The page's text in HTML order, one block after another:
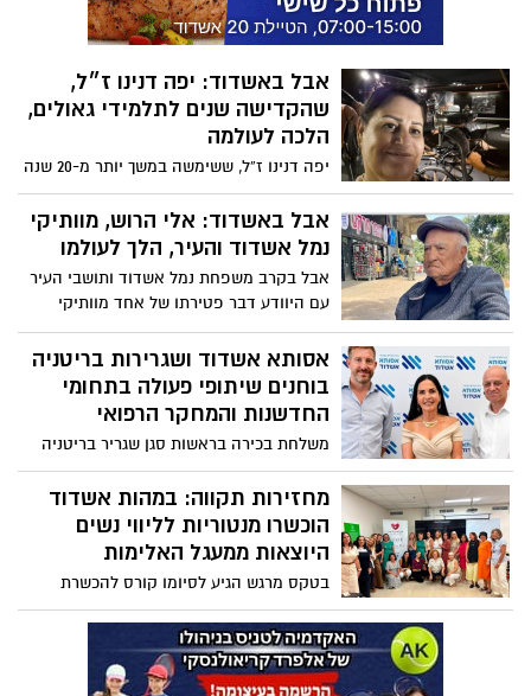
לבבות; המרצה הפופולרי הרב שניאור אשכנזי
ריתק את ההמונים; רב השכונה ושליח הרבי
יו"ר המועצה הדתית בעיר הרב עובדיה דהן
בירך והקהל העמיק בצורת הבית ויצא חדור
בתחושת ציפייה לגאולה
אבל באשדוד: יפה דנינו ז״ל,
שהקדישה שנים לתלמידי גאולים,
הלכה לעולמה
יפה דנינו ז”ל, ששימשה במשך יותר מ-20 שנה
כתומכת הוראה בבית הספר גאולים ובשנת
עבודתה האחרונה כספרנית, נפטרה הבוקר
לאחר שנאבקה על חייה מאז שהתמוטטה
היא תובא למנוחות היום בשעות הצהריים
אבל באשדוד: אלי הרוש, מוותיקי
נמל אשדוד והעיר, הלך לעולמו
אבל בקרב משפחת נמל אשדוד ותושבי העיר
עם היוודע דבר פטירתו של אחד מוותיקי
העיר ומוותיקי הנמל, אשר הלך לעולמו והותיר
אחריו משפחה כואבת, חברים ועמיתים רבים
אסותא אשדוד ושגרירות בריטניה
בוחנים שיתופי פעולה בתחומי
החדשנות והמחקר הרפואי
משלחת בכירה בראשות סגן שגריר בריטניה
בישראל, תומאס פיפס, ביקרה בבית החולים
הציבורי אסותא אשדוד, במטרה להעמיק את
ההיכרות עם פעילות החדשנות של בית
החולים ולבחון אפשרויות לשיתוף פעולה
הרפואית
מחזירות תקווה: במהות אשדוד
הוכשרו מנטוריות לליווי נשים
היוצאות ממעגל האלימות
בטקס מרגש הגיע לסיומו קורס להכשרת
מנטוריות, שנערך בשיתוף העמותות "אישה
לאישה" ו"איתך – לאורך כל הדרך" הקורס
נועד להכשיר נשים שילווה נשים היוצאות
ממעגל האלימות לאחר שהותן במקלט,